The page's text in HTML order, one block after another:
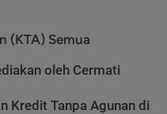
(KTA) Semua
oleh Cermati
Kredit Tanpa Agunan di